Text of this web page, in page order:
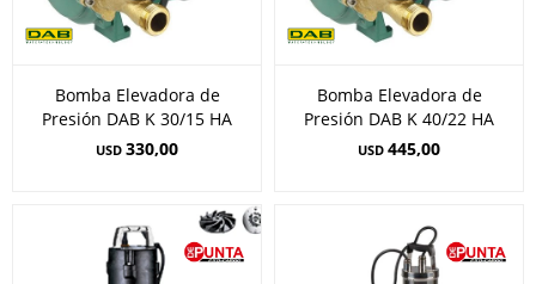
Bomba Elevadora de
Presión DAB K 30/15 HA
USD 330,00
Bomba Elevadora de
Presión DAB K 40/22 HA
USD 445,00